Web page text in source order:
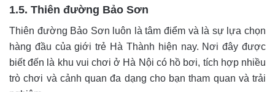
1.5. Thiên đường Bảo Sơn
Thiên đường Bảo Sơn luôn là tâm điểm và là sự lựa chọn
hàng đầu của giới trẻ Hà Thành hiện nay. Nơi đây được
biết đến là khu vui chơi ở Hà Nội có hồ bơi, tích hợp nhiều
trò chơi và cảnh quan đa dạng cho bạn tham quan và trải